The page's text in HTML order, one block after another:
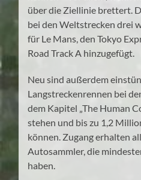
über die Ziellinie brettert.
bei den Weltstrecken drei
für Le Mans, den Tokyo
Road Track A hinzugefügt.
Neu sind außerdem
Langstreckenrennen bei
dem Kapitel „The Human
stehen und bis zu 1,2
können. Zugang erhalten
Autosammler, die
haben.